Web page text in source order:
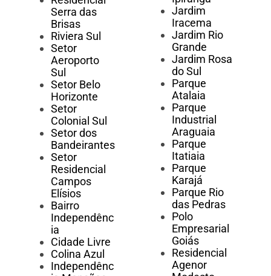
Serra das
Brisas
Riviera Sul
Setor
Aeroporto
Sul
Setor Belo
Horizonte
Setor
Colonial Sul
Setor dos
Bandeirantes
Setor
Residencial
Campos
Elísios
Bairro
Independênc
ia
Cidade Livre
Colina Azul
Independênc
Jardim
Iracema
Jardim Rio
Grande
Jardim Rosa
do Sul
Parque
Atalaia
Parque
Industrial
Araguaia
Parque
Itatiaia
Parque
Karajá
Parque Rio
das Pedras
Polo
Empresarial
Goiás
Residencial
Agenor